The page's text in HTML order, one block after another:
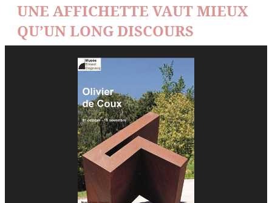
UNE AFFICHETTE VAUT MIEUX
QU’UN LONG DISCOURS